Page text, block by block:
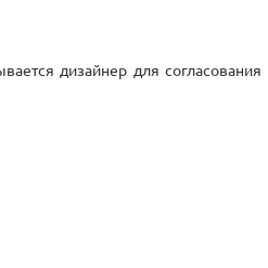
дизайнер для